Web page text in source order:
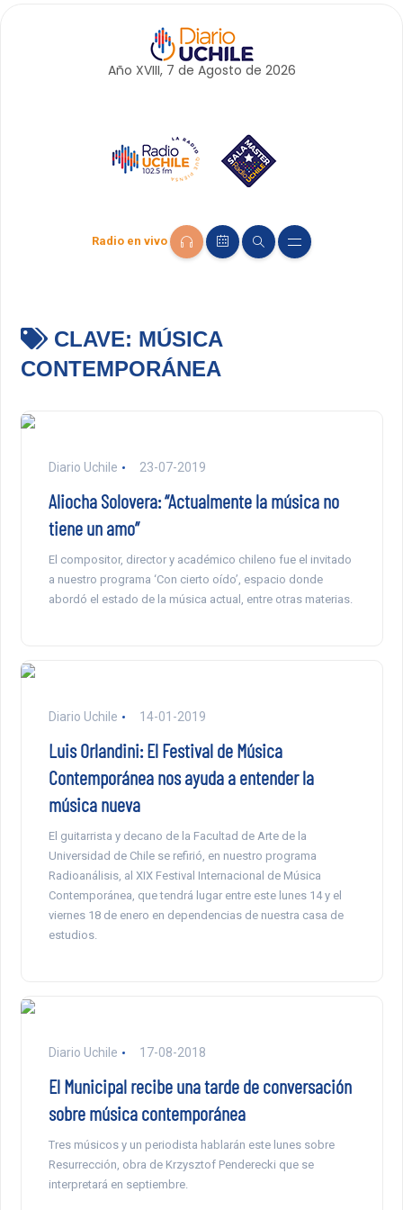
Año XVIII, 7 de Agosto de 2026
Radio en vivo
CLAVE: MÚSICA
CONTEMPORÁNEA
Diario Uchile 23-07-2019
Aliocha Solovera: “Actualmente la música no
tiene un amo”
El compositor, director y académico chileno fue el invitado
a nuestro programa ‘Con cierto oído’, espacio donde
abordó el estado de la música actual, entre otras materias.
Diario Uchile 14-01-2019
Luis Orlandini: El Festival de Música
Contemporánea nos ayuda a entender la
música nueva
El guitarrista y decano de la Facultad de Arte de la
Universidad de Chile se refirió, en nuestro programa
Radioanálisis, al XIX Festival Internacional de Música
Contemporánea, que tendrá lugar entre este lunes 14 y el
viernes 18 de enero en dependencias de nuestra casa de
estudios.
Diario Uchile 17-08-2018
El Municipal recibe una tarde de conversación
sobre música contemporánea
Tres músicos y un periodista hablarán este lunes sobre
Resurrección, obra de Krzysztof Penderecki que se
interpretará en septiembre.